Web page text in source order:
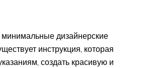
дизайнерские
инструкция, которая
создать красивую и